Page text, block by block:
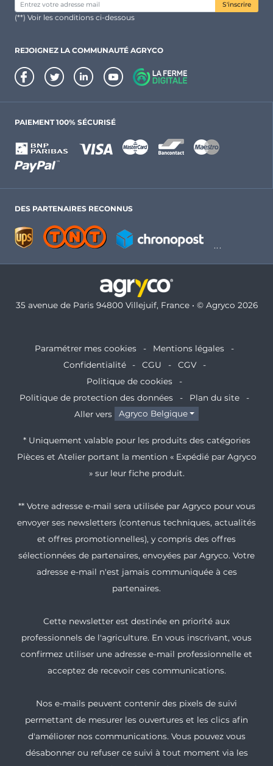
S'inscrire
(**) Voir les conditions ci-dessous
REJOIGNEZ LA COMMUNAUTÉ AGRYCO
PAIEMENT 100% SÉCURISÉ
DES PARTENAIRES RECONNUS
35 avenue de Paris 94800 Villejuif, France • © Agryco 2026
Paramétrer mes cookies
Mentions légales
Confidentialité
CGU
CGV
Politique de cookies
Politique de protection des données
Plan du site
Aller vers
Agryco Belgique
* Uniquement valable pour les produits des catégories
Pièces et Atelier portant la mention « Expédié par Agryco
» sur leur fiche produit.
** Votre adresse e-mail sera utilisée par Agryco pour vous
envoyer ses newsletters (contenus techniques, actualités
et offres promotionnelles), y compris des offres
sélectionnées de partenaires, envoyées par Agryco. Votre
adresse e-mail n'est jamais communiquée à ces
partenaires.
Cette newsletter est destinée en priorité aux
professionnels de l'agriculture. En vous inscrivant, vous
confirmez utiliser une adresse e-mail professionnelle et
acceptez de recevoir ces communications.
Nos e-mails peuvent contenir des pixels de suivi
permettant de mesurer les ouvertures et les clics afin
d'améliorer nos communications. Vous pouvez vous
désabonner ou refuser ce suivi à tout moment via les